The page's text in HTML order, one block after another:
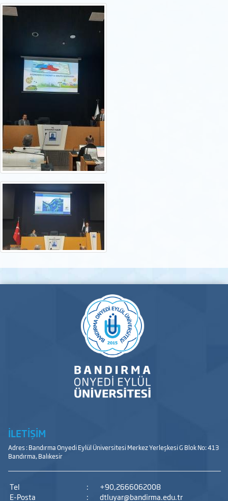
İLETİŞİM
Adres : Bandırma Onyedi Eylül Üniversitesi Merkez Yerleşkesi G Blok No: 413
Bandırma, Balıkesir
Tel :
+90,2666062008
E-Posta
: dtluyar@bandirma.edu.tr